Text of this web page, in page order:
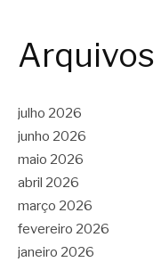
Arquivos
julho 2026
junho 2026
maio 2026
abril 2026
março 2026
fevereiro 2026
janeiro 2026